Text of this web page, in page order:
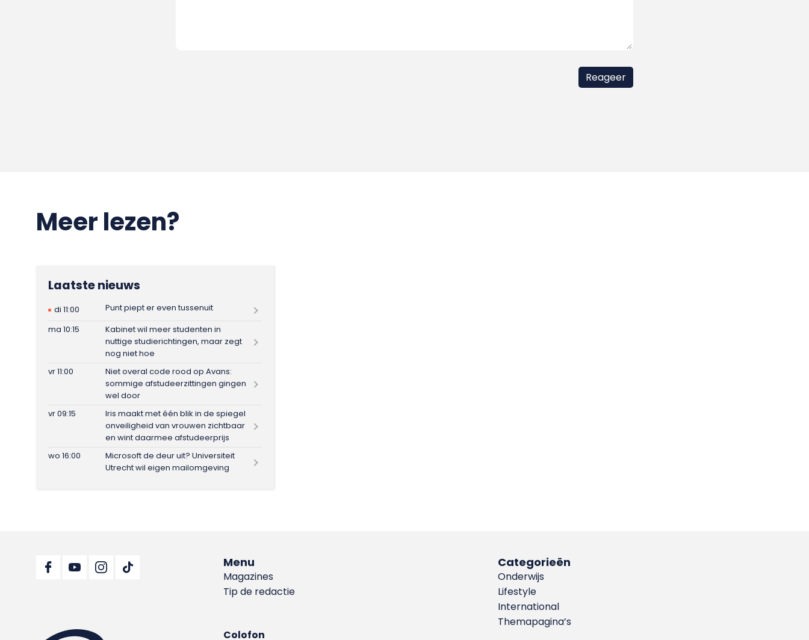
Meer lezen?
Laatste nieuws
di 11:00
Punt piept er even tussenuit
ma 10:15
Kabinet wil meer studenten in
nuttige studierichtingen, maar zegt
nog niet hoe
vr 11:00
Niet overal code rood op Avans:
sommige afstudeerzittingen gingen
wel door
vr 09:15
Iris maakt met één blik in de spiegel
onveiligheid van vrouwen zichtbaar
en wint daarmee afstudeerprijs
wo 16:00
Microsoft de deur uit? Universiteit
Utrecht wil eigen mailomgeving
Menu
Magazines
Tip de redactie
Categorieën
Onderwijs
Lifestyle
International
Themapagina’s
Colofon